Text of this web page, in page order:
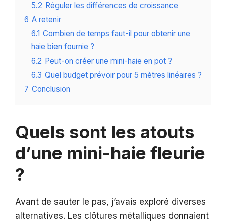
5.2 Réguler les différences de croissance
6 A retenir
6.1 Combien de temps faut-il pour obtenir une
haie bien fournie ?
6.2 Peut-on créer une mini-haie en pot ?
6.3 Quel budget prévoir pour 5 mètres linéaires ?
7 Conclusion
Quels sont les atouts
d’une mini-haie fleurie
?
Avant de sauter le pas, j’avais exploré diverses
alternatives. Les clôtures métalliques donnaient